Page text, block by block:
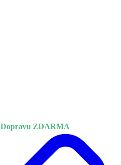
Dopravu ZDARMA